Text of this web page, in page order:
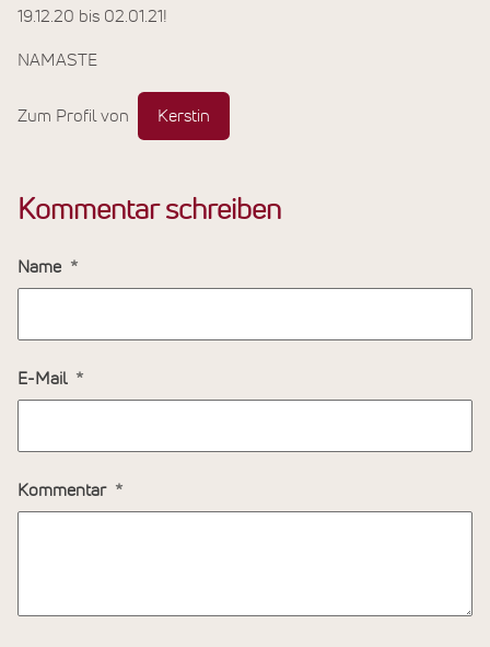
19.12.20 bis 02.01.21!
NAMASTE
Zum Profil von Kerstin
Kommentar schreiben
Name
E-Mail
Kommentar